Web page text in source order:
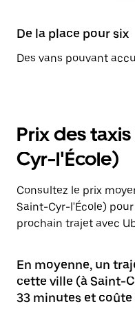
De la place pour six
Des vans pouvant
Prix des
Cyr-l'École)
Consultez le prix
Saint-Cyr-l'École)
prochain trajet avec
En moyenne, un
cette ville (à Saint-
33 minutes et coûte